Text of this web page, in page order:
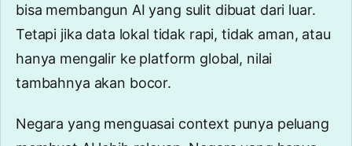
bisa membangun AI yang sulit dibuat dari luar.
Tetapi jika data lokal tidak rapi, tidak aman, atau
hanya mengalir ke platform global, nilai
tambahnya akan bocor.
Negara yang menguasai context punya peluang